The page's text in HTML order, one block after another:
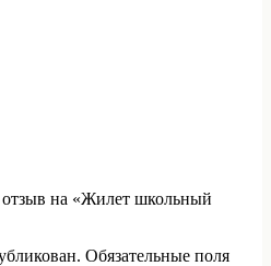
отзыв на «Жилет школьный
Обязательные поля